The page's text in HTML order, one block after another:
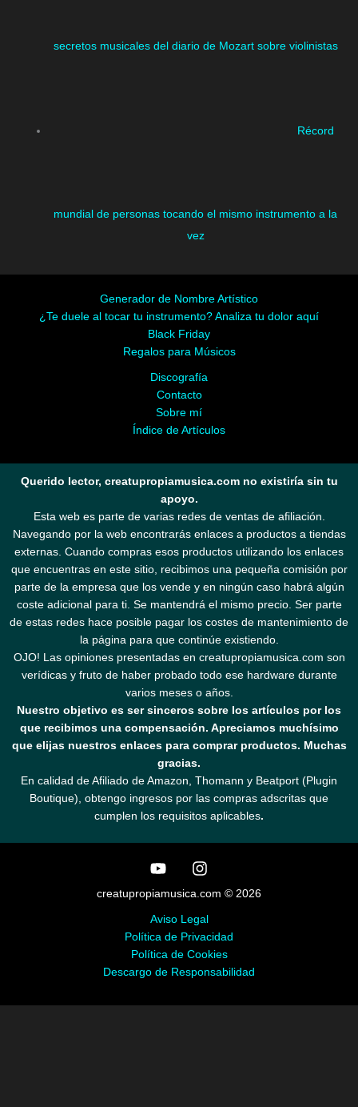
secretos musicales del diario de Mozart sobre violinistas
Récord
mundial de personas tocando el mismo instrumento a la
vez
Generador de Nombre Artístico
¿Te duele al tocar tu instrumento? Analiza tu dolor aquí
Black Friday
Regalos para Músicos
Discografía
Contacto
Sobre mí
Índice de Artículos
Querido lector, creatupropiamusica.com no existiría sin tu
apoyo.
Esta web es parte de varias redes de ventas de afiliación.
Navegando por la web encontrarás enlaces a productos a tiendas
externas. Cuando compras esos productos utilizando los enlaces
que encuentras en este sitio, recibimos una pequeña comisión por
parte de la empresa que los vende y en ningún caso habrá algún
coste adicional para ti. Se mantendrá el mismo precio. Ser parte
de estas redes hace posible pagar los costes de mantenimiento de
la página para que continúe existiendo.
OJO! Las opiniones presentadas en creatupropiamusica.com son
verídicas y fruto de haber probado todo ese hardware durante
varios meses o años.
Nuestro objetivo es ser sinceros sobre los artículos por los
que recibimos una compensación. Apreciamos muchísimo
que elijas nuestros enlaces para comprar productos. Muchas
gracias.
En calidad de Afiliado de Amazon, Thomann y Beatport (Plugin
Boutique), obtengo ingresos por las compras adscritas que
cumplen los requisitos aplicables.
creatupropiamusica.com © 2026
Aviso Legal
Política de Privacidad
Política de Cookies
Descargo de Responsabilidad